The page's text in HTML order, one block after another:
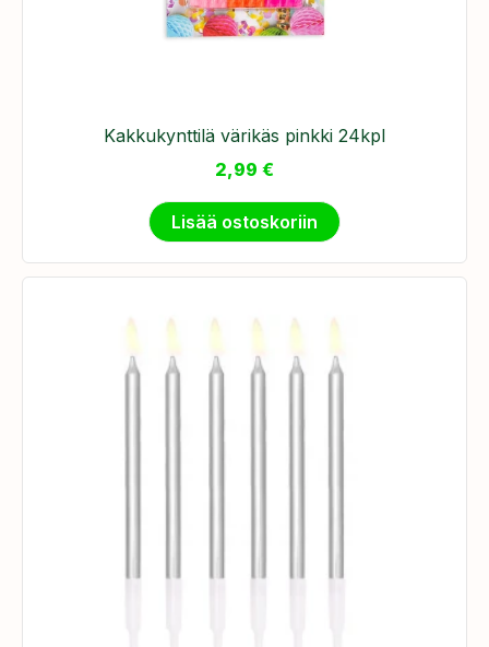
Kakkukynttilä värikäs pinkki 24kpl
2,99 €
Lisää ostoskoriin